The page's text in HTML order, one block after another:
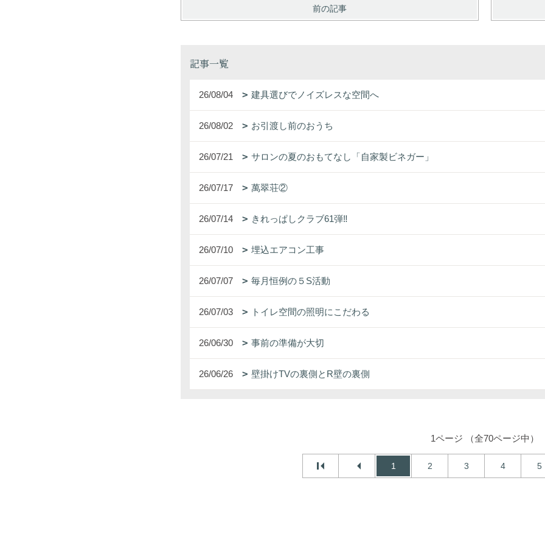
前の記事
記事一覧
26/08/04 建具選びでノイズレスな空間へ
26/08/02 お引渡し前のおうち
26/07/21 サロンの夏のおもてなし「自家製ビネガー」
26/07/17 萬翠荘②
26/07/14 きれっぱしクラブ61弾‼
26/07/10 埋込エアコン工事
26/07/07 毎月恒例の５S活動
26/07/03 トイレ空間の照明にこだわる
26/06/30 事前の準備が大切
26/06/26 壁掛けTVの裏側とR壁の裏側
1ページ （全70ページ中）
1 2 3 4 5